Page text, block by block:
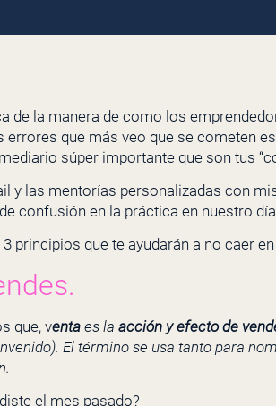
de la manera de como los
que más veo que se cometen
súper importante que son tus
y las mentorías personalizadas con
confusión en la práctica en nuestro
principios que te ayudarán a no caer
que, venta es la acción y efecto de
El término se usa tanto para
el mes pasado?